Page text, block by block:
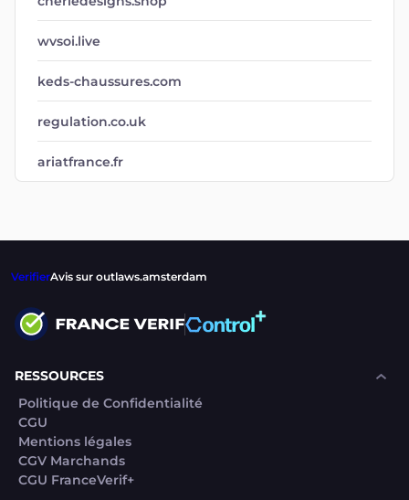
wvsoi.live
keds-chaussures.com
regulation.co.uk
ariatfrance.fr
VerifierAvis sur outlaws.amsterdam
RESSOURCES
Politique de Confidentialité
CGU
Mentions légales
CGV Marchands
CGU FranceVerif+